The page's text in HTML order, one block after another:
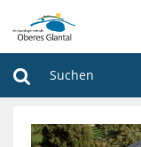
AKTUELLES
BÜRGERSERVICE
Suchen